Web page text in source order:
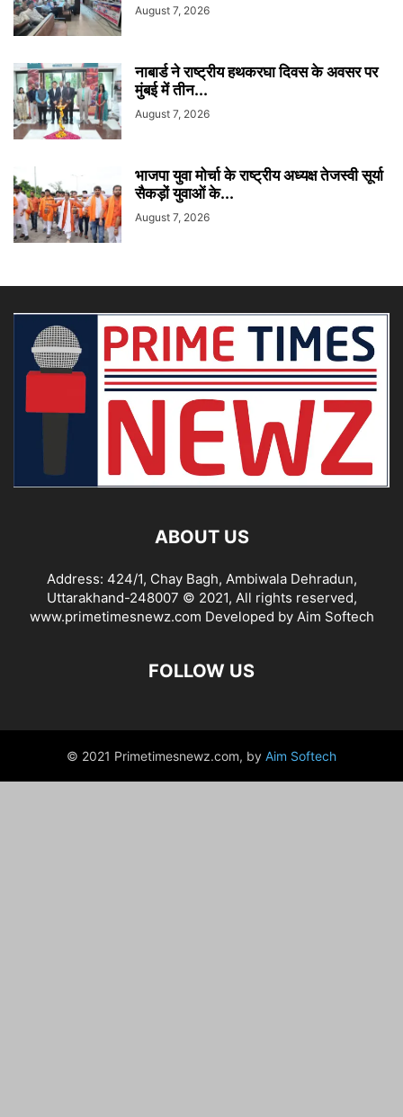
August 7, 2026
नाबार्ड ने राष्ट्रीय हथकरघा दिवस के अवसर पर
मुंबई में तीन...
August 7, 2026
भाजपा युवा मोर्चा के राष्ट्रीय अध्यक्ष तेजस्वी सूर्या
सैकड़ों युवाओं के...
August 7, 2026
ABOUT US
Address: 424/1, Chay Bagh, Ambiwala Dehradun,
Uttarakhand-248007 © 2021, All rights reserved,
www.primetimesnewz.com Developed by Aim Softech
FOLLOW US
© 2021 Primetimesnewz.com, by Aim Softech